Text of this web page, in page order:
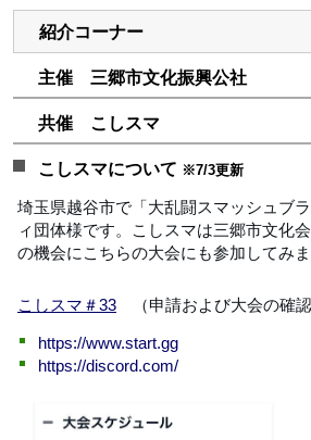
紹介コーナー
主催 三郷市文化振興公社
共催 こしスマ
こしスマについて ※7/3更新
埼玉県越谷市で「大乱闘スマッシュブ
ィ団体様です。こしスマは三郷市文化
の機会にこちらの大会にも参加してみ
こしスマ＃33 （申請および大会の確
https://www.start.gg
https://discord.com/